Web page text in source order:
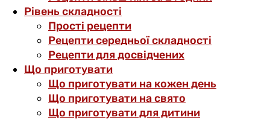
Рівень складності
Прості рецепти
Рецепти середньої складності
Рецепти для досвідчених
Що приготувати
Що приготувати на кожен день
Що приготувати на свято
Що приготувати для дитини